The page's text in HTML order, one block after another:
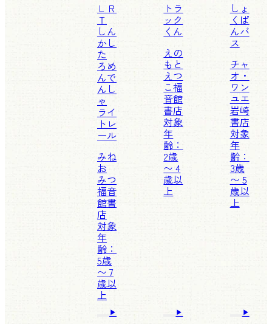
ＬＲ
Ｔ
しん
かし
た
ろめ
んで
んし
ゃ
ライ
トレ
ール
みね
お
みつ
福音
館書
店
対象
年
齢：
5歳
〜 7
歳以
上
トラ
ック
くん
えの
もと
えつ
こ福
音館
書店
対象
年
齢：
2歳
〜 4
歳以
上
しょ
くぱ
んバ
ス
チャ
オ・
ワン
ユエ
岩崎
書店
対象
年
齢：
3歳
〜 5
歳以
上